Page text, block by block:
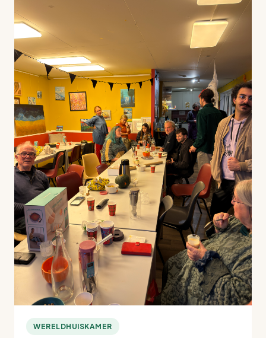
WERELDHUISKAMER